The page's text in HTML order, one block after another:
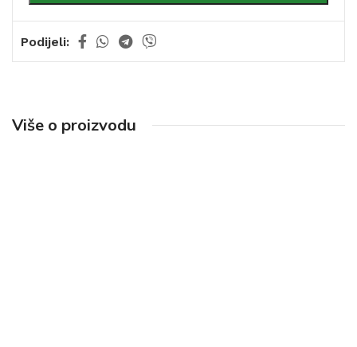
Podijeli:
Više o proizvodu